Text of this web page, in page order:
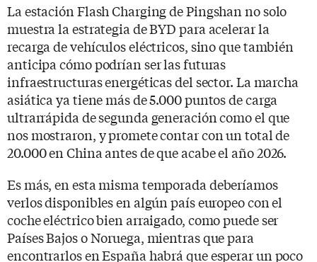
La estación Flash Charging de Pingshan no solo
muestra la estrategia de BYD para acelerar la
recarga de vehículos eléctricos, sino que también
anticipa cómo podrían ser las futuras
infraestructuras energéticas del sector. La marcha
asiática ya tiene más de 5.000 puntos de carga
ultrarrápida de segunda generación como el que
nos mostraron, y promete contar con un total de
20.000 en China antes de que acabe el año 2026.
Es más, en esta misma temporada deberíamos
verlos disponibles en algún país europeo con el
coche eléctrico bien arraigado, como puede ser
Países Bajos o Noruega, mientras que para
encontrarlos en España habrá que esperar un poco